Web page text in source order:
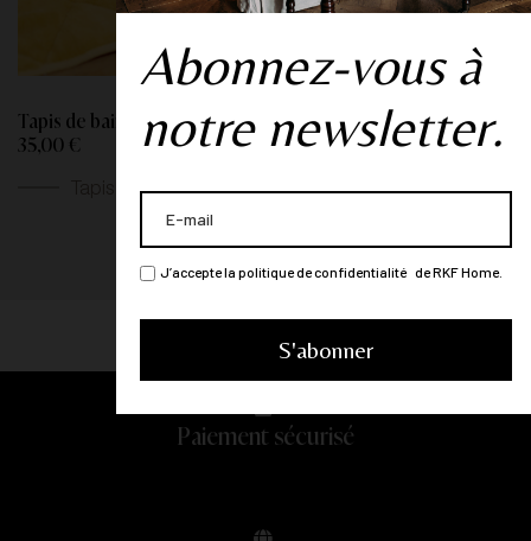
Tapis de bain "Topaze Impériale" - Safran
35,00 €
Tapis de bain
Paiement sécurisé
Abonnez-vous à
notre newsletter.
J’accepte la politique de confidentialité de RKF Home.